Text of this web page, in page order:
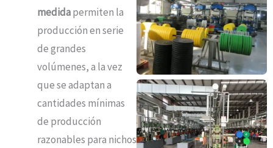
medidapermiten la
producción en serie
de grandes
volúmenes, a la vez
que se adaptan a
cantidades mínimas
de producción
razonables para nichos